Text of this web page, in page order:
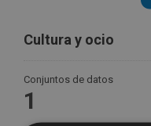
Cultura y ocio
Conjuntos de datos
1